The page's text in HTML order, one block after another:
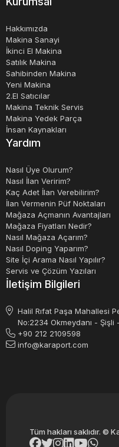
Hakkımızda
Makina Sanayi
İkinci El Makina
Satılık Makina
Sahibinden Makina
Yeni Makina
2.El Satıcılar
Makina Teknik Servis
Makina Yedek Parça
İnsan Kaynakları
Yardım
Nasıl Üye Olurum?
Nasıl İlan Veririm?
Kaç Adet İlan Verebilirim?
İlan Vermenin Püf Noktaları
Mağaza Açmanın Avantajları
Mağaza Fiyatları Nedir?
Nasıl Mağaza Açarım?
Nasıl Doping Yaparım?
Site İçi Arama Nasıl Yapılır?
Servis ve Çözüm Yazıları
İletişim Bilgileri
Halil Rıfat Paşa Mahallesi
No:2234 Okmeydanı -
+90 212 2109598
info@karaport.com
Tüm hakları saklıdır. ©